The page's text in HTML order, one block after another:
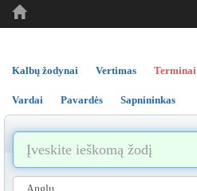
Kalbų žodynai Vertimas Terminai
Vardai Pavardės Sapnininkas